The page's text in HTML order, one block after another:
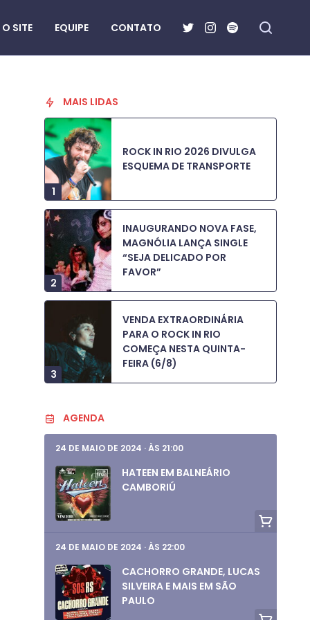
O SITE EQUIPE CONTATO
MAIS LIDAS
ROCK IN RIO 2026 DIVULGA
ESQUEMA DE TRANSPORTE
1
INAUGURANDO NOVA FASE,
MAGNÓLIA LANÇA SINGLE
“SEJA DELICADO POR
FAVOR”
2
VENDA EXTRAORDINÁRIA
PARA O ROCK IN RIO
COMEÇA NESTA QUINTA-
FEIRA (6/8)
3
AGENDA
24 DE MAIO DE 2024 ·ÀS 21:00
HATEEN EM BALNEÁRIO
CAMBORIÚ
24 DE MAIO DE 2024 ·ÀS 22:00
CACHORRO GRANDE, LUCAS
SILVEIRA E MAIS EM SÃO
PAULO